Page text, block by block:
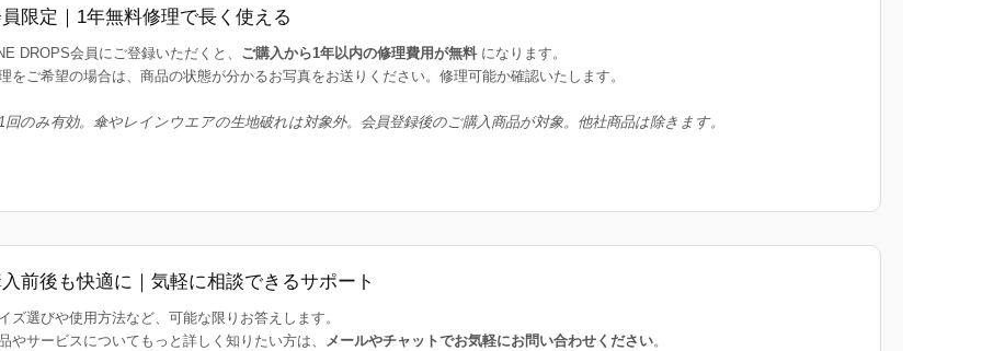
限定｜1年無料修理で長く使える
DROPS会員にご登録いただくと、 ご購入から1年以内の修理費用が無料になります。
をご希望の場合は、商品の状態が分かるお写真をお送りください。修理可能か確認いたします。
のみ有効。傘やレインウエアの生地破れは対象外。会員登録後のご購入商品が対象。他社商品は除きます。
前後も快適に｜気軽に相談できるサポート
ズ選びや使用方法など、可能な限りお答えします。
やサービスについてもっと詳しく知りたい方は、 メールやチャットでお気軽にお問い合わせください。